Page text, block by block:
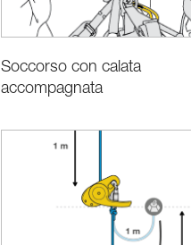
Soccorso con calata
accompagnata